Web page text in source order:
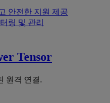
안전한 지원 제공
링 및 관리
Tensor
원격 연결.